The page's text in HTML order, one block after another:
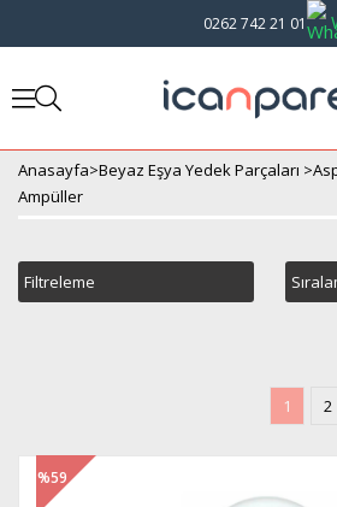
0262 742 21 01
Anasayfa>Beyaz Eşya Yedek Parçaları >
Ampüller
Filtreleme
1 2
%59